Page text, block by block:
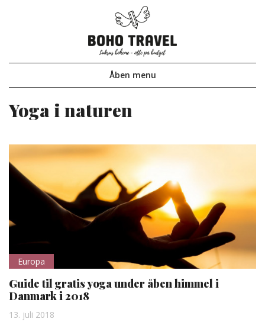
Åben menu
Yoga i naturen
Europa
Guide til gratis yoga under åben himmel i
Danmark i 2018
13. juli 2018